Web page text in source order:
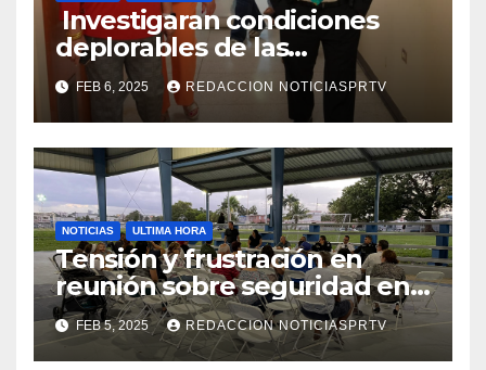
Investigaran condiciones
deplorables de las
facilidades el Departamento
de la Salud en Mayagüez
FEB 6, 2025 REDACCION NOTICIASPRTV
NOTICIAS ULTIMA HORA
Tensión y frustración en
reunión sobre seguridad en
Reparto Metropolitano
FEB 5, 2025 REDACCION NOTICIASPRTV